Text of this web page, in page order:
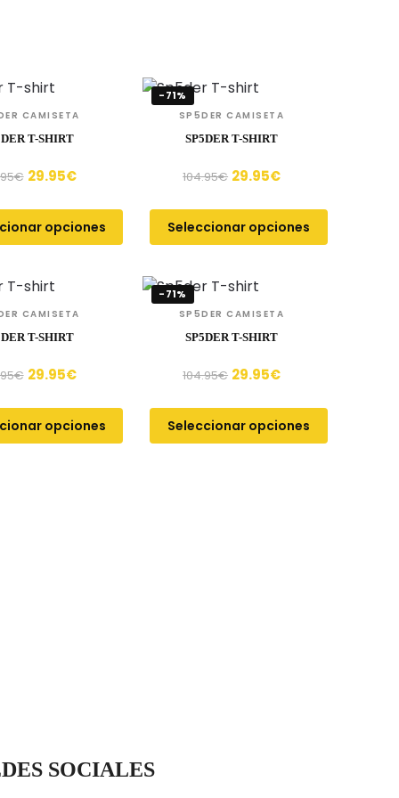
CAMISETA
T-SHIRT
€ 29.95€
opciones
-71%
SP5DER CAMISETA
SP5DER T-SHIRT
104.95€ 29.95€
Seleccionar opciones
CAMISETA
T-SHIRT
€ 29.95€
opciones
-71%
SP5DER CAMISETA
SP5DER T-SHIRT
104.95€ 29.95€
Seleccionar opciones
SOCIALES